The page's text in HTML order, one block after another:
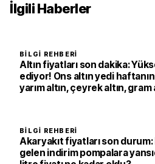
İlgili Haberler
BILGI REHBERI
Altın fiyatları son dakika:
ediyor! Ons altın yedi
yarım altın, çeyrek altın,
BILGI REHBERI
Akaryakıt fiyatları son
gelen indirim pompalara